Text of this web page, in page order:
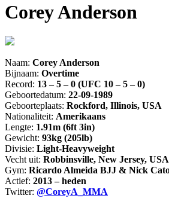
Corey Anderson
Naam: Corey Anderson
Bijnaam: Overtime
Record: 13 – 5 – 0 (UFC 10 – 5 – 0)
Geboortedatum: 22-09-1989
Geboorteplaats: Rockford, Illinois, USA
Nationaliteit: Amerikaans
Lengte: 1.91m (6ft 3in)
Gewicht: 93kg (205lb)
Divisie: Light-Heavyweight
Vecht uit: Robbinsville, New Jersey, USA
Gym: Ricardo Almeida BJJ & Nick
Actief: 2013 – heden
Twitter: @CoreyA_MMA